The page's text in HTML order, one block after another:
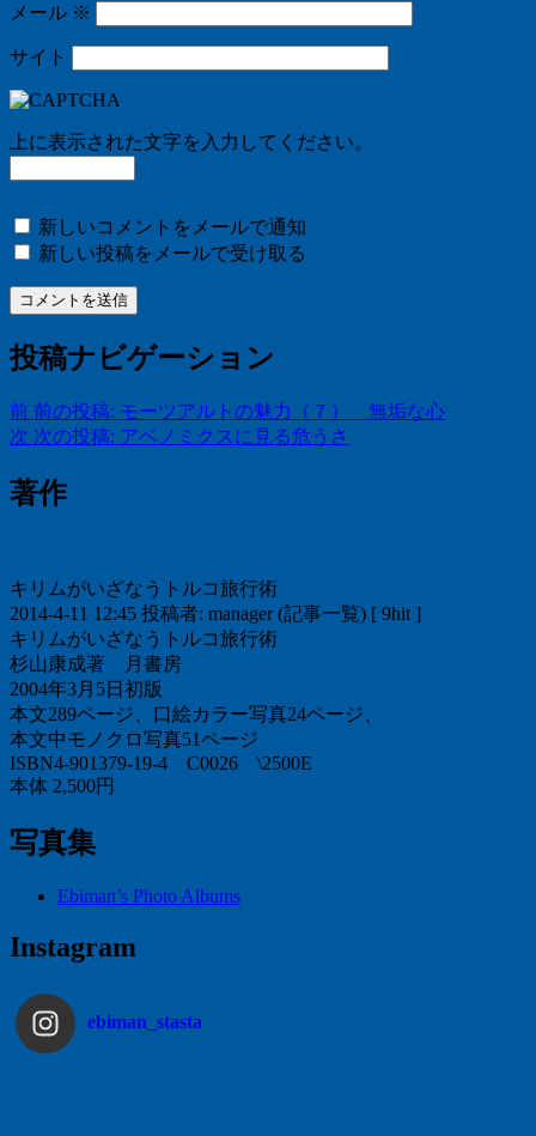
メール ※
サイト
上に表示された文字を入力してください。
新しいコメントをメールで通知
新しい投稿をメールで受け取る
投稿ナビゲーション
前 前の投稿: モーツアルトの魅力（７） 無垢な心
次 次の投稿: アベノミクスに見る危うさ
著作
キリムがいざなうトルコ旅行術
2014-4-11 12:45 投稿者: manager (記事一覧) [ 9hit ]
キリムがいざなうトルコ旅行術
杉山康成著 月書房
2004年3月5日初版
本文289ページ、口絵カラー写真24ページ、
本文中モノクロ写真51ページ
ISBN4-901379-19-4 C0026 \2500E
本体 2,500円
写真集
Ebiman’s Photo Albums
Instagram
ebiman_stasta